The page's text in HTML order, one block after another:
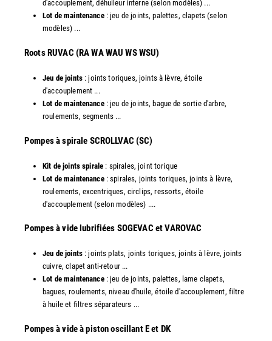
d'accouplement, déhuileur interne (selon modèles) ...
Lot de maintenance: jeu de joints, palettes, clapets (selon
modèles) ...
​Roots RUVAC (RA WA WAU WS WSU)
Jeu de joints: joints toriques, joints à lèvre, étoile
d'accouplement ...
Lot de maintenance : jeu de joints, bague de sortie d'arbre,
roulements, segments ...
​Pompes à spirale SCROLLVAC (SC)
Kit de joints spirale : spirales, joint torique
Lot de maintenance: spirales, joints toriques, joints à lèvre,
roulements, excentriques, circlips, ressorts, étoile
d'accouplement (selon modèles) ....
​Pompes à vide lubrifiées SOGEVAC et VAROVAC
Jeu de joints: joints plats, joints toriques, joints à lèvre, joints
cuivre, clapet anti-retour ...
Lot de maintenance: jeu de joints, palettes, lame clapets,
bagues, roulements, niveau d'huile, étoile d'accouplement, filtre
à huile et filtres séparateurs ...
​Pompes à vide à piston oscillant E et DK